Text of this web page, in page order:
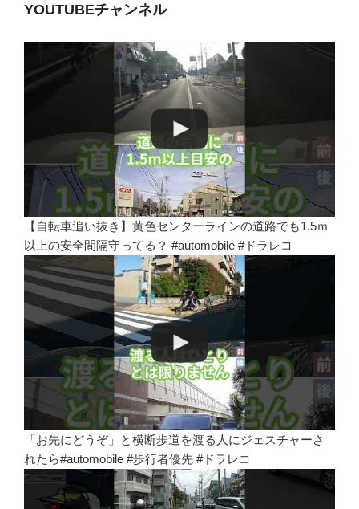
YOUTUBEチャンネル
【自転車追い抜き】黄色センターラインの道路でも1.5ｍ
以上の安全間隔守ってる？ #automobile #ドラレコ
「お先にどうぞ」と横断歩道を渡る人にジェスチャーさ
れたら#automobile #歩行者優先 #ドラレコ